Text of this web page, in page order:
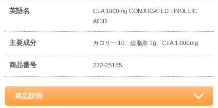
英語名
CLA 1000mg CONJUGATED LINOLEIC
ACID
主要成分 カロリー 10、総脂肪 1g、CLA 1,000mg
商品番号 232-25165
商品説明